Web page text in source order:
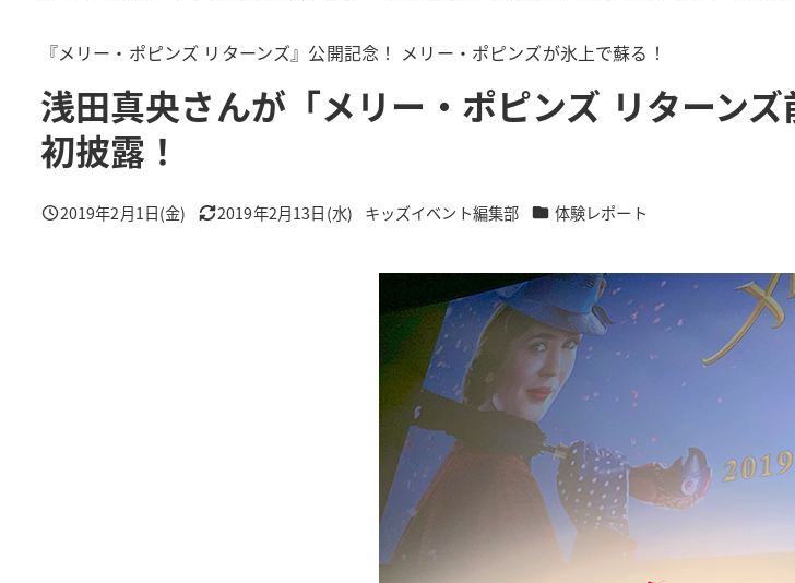
『メリー・ポピンズ リターンズ』公開記念！ メリー・ポピンズが氷上で蘇る！
浅田真央さんが「メリー・ポピンズ リターン
初披露！
投稿日
2019年2月1日(金) 更新日
2019年2月13日(水)
著
キッズイベント編集部 カテゴリー
体験レポート